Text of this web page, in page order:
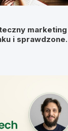
marketing
i sprawdzone